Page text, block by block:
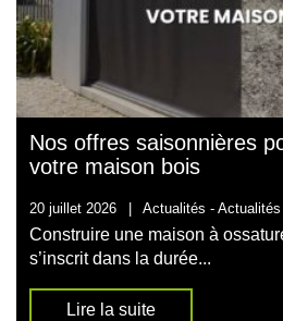
Nos offres saisonnières
votre maison bois
20 juillet 2026 | Actualités -
Construire une maison à
s’inscrit dans la durée...
Lire la suite